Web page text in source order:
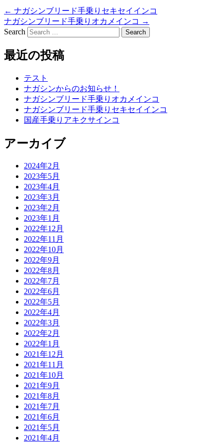
← ナガシンブリード手乗りセキセイインコ
ナガシンブリード手乗りオカメインコ →
Search
最近の投稿
テスト
ナガシンからのお知らせ！
ナガシンブリード手乗りオカメインコ
ナガシンブリード手乗りセキセイインコ
国産手乗りアキクサインコ
アーカイブ
2024年2月
2023年5月
2023年4月
2023年3月
2023年2月
2023年1月
2022年12月
2022年11月
2022年10月
2022年9月
2022年8月
2022年7月
2022年6月
2022年5月
2022年4月
2022年3月
2022年2月
2022年1月
2021年12月
2021年11月
2021年10月
2021年9月
2021年8月
2021年7月
2021年6月
2021年5月
2021年4月